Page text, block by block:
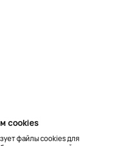
cookies
файлы cookies для